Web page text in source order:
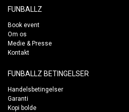
FUNBALLZ
Book event
Om os
Medie & Presse
Kontakt
FUNBALLZ BETINGELSER
Handelsbetingelser
Garanti
Kopi bolde